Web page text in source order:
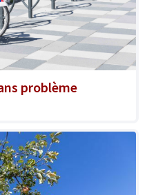
problème